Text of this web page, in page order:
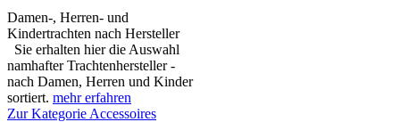
Damen-, Herren- und
Kindertrachten nach Hersteller
Sie erhalten hier die Auswahl
namhafter Trachtenhersteller -
nach Damen, Herren und Kinder
sortiert. mehr erfahren
Zur Kategorie Accessoires